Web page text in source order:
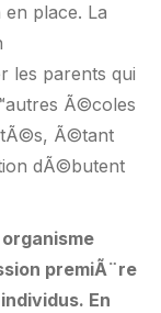
place. La
les parents qui
Ã©coles
Ã©tant
dÃ©butent
premiÃ¨re
En